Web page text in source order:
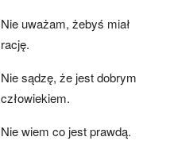
Nie uważam, żebyś miał
rację.
Nie sądzę, że jest dobrym
człowiekiem.
Nie wiem co jest prawdą.